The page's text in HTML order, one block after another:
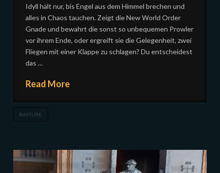
Idyll hält nur, bis Engel aus dem Himmel brechen und
alles in Chaos tauchen. Zeigt die New World Order
Gnade und bewahrt die sonst so unbequemen Prowler
vor ihrem Ende, oder ergreift sie die Gelegenheit, zwei
Fliegen mit einer Klappe zu schlagen? Du entscheidest
das …
Read More
RAPTURE